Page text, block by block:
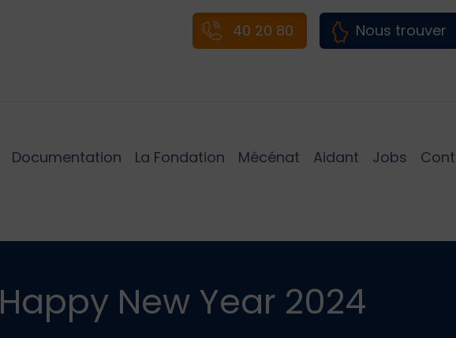
40 20 80 Nous trouver
Documentation La Fondation Mécénat Aidant Jobs
Happy New Year 2024